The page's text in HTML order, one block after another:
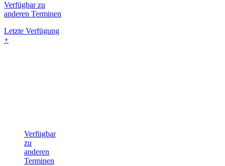
Verfügbar zu
anderen Terminen
Letzte Verfügung
+
Verfügbar
zu
anderen
Terminen